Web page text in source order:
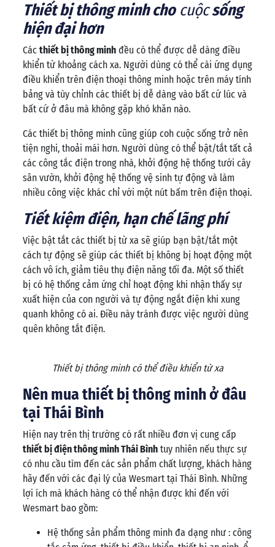
Thiết bị thông minh chocuộcsống
hiện đại hơn
Các thiết bị thông minh đều có thể được dễ dàng điều
khiển từ khoảng cách xa. Người dùng có thể cài ứng dụng
điều khiển trên điện thoại thông minh hoặc trên máy tính
bảng và tùy chỉnh các thiết bị dễ dàng vào bất cứ lúc và
bất cứ ở đâu mà không gặp khó khăn nào.
Các thiết bị thông minh cũng giúp coh cuộc sống trở nên
tiện nghi, thoải mái hơn. Người dùng có thể bật/tắt tất cả
các công tắc điện trong nhà, khởi động hệ thống tưới cây
sân vườn, khởi động hệ thống vệ sinh tự động và làm
nhiều công việc khác chỉ với một nút bấm trên điện thoại.
Tiết kiệm điện, hạn chế lãng phí
Việc bật tắt các thiết bị từ xa sẽ giúp bạn bật/tắt một
cách tự động sẽ giúp các thiết bị không bị hoạt động một
cách vô ích, giảm tiêu thụ điện năng tối đa. Một số thiết
bị có hệ thống cảm ứng chỉ hoạt động khi nhận thấy sự
xuất hiện của con người và tự động ngắt điện khi xung
quanh không có ai. Điều này tránh được việc người dùng
quên không tắt điện.
Thiết bị thông minh có thể điều khiển từ xa
Nên mua thiết bị thông minh ở đâu
tại Thái Bình
Hiện nay trên thị trường có rất nhiều đơn vị cung cấp
thiết bị điện thông minh Thái Bình tuy nhiên nếu thực sự
có nhu cầu tìm đến các sản phẩm chất lượng, khách hàng
hãy đến với các đại lý của Wesmart tại Thái Bình. Những
lợi ích mà khách hàng có thể nhận được khi đến với
Wesmart bao gồm:
Hệ thống sản phẩm thông minh đa dạng như : công